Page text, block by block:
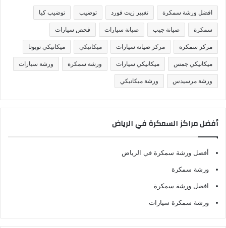
ف
ا
افضل ورشة سمكرة تغيير زيت فورد توضيب توضيب كيا
سمكرة صيانة جيب صيانة سيارات فحص سيارات
مركز سمكرة مركز صيانة سيارات ميكانيكي ميكانيكي تويوتا
ميكانيكي جمس ميكانيكي سيارات ورشة سمكرة ورشة سيارات
ورشة مرسيدس ورشة ميكانيكي
أفضل مراكز السمكرة في الرياض
أفضل ورشة سمكرة في الرياض
ورشة سمكرة
افضل ورشة سمكرة
ورشة سمكرة سيارات